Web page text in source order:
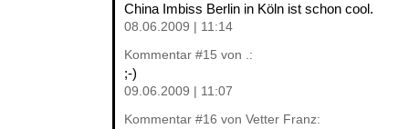
China Imbiss Berlin in Köln ist schon cool.
08.06.2009 | 11:14
Kommentar #15 von .:
;-)
09.06.2009 | 11:07
Kommentar #16 von Vetter Franz: